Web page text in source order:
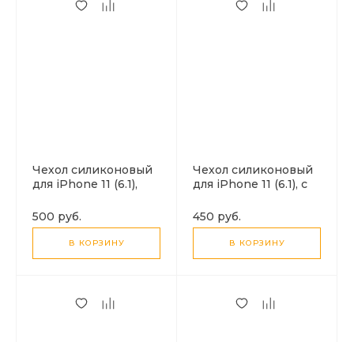
Чехол силиконовый
для iPhone 11 (6.1),
(MagSafe), X-CASE,
белый
500 руб.
В КОРЗИНУ
Чехол силиконовый
для iPhone 11 (6.1), с
с защитой камеры, X-
CASE, затемненный
450 руб.
В КОРЗИНУ